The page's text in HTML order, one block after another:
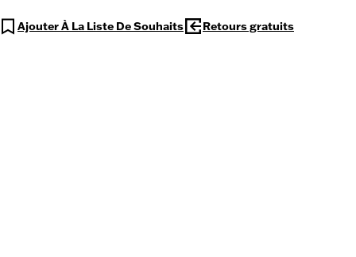
Ajouter À La Liste De Souhaits Retours gratuits